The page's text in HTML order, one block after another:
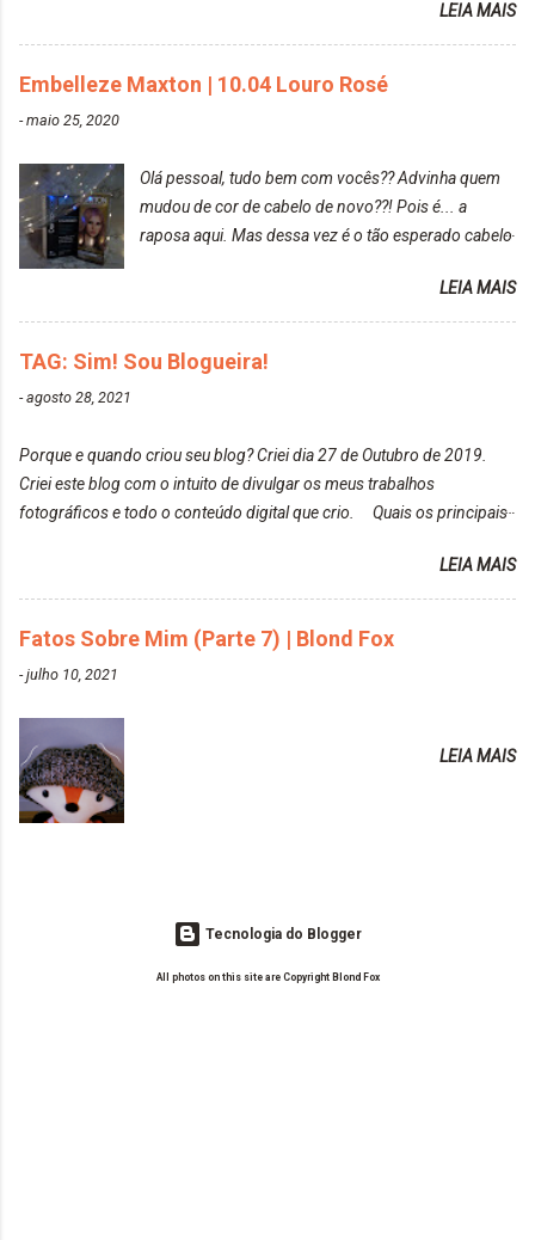
diria que gosto mais de fotografar, mas comecei a
gostar bastante de ser a minha modelo. Você tem
uma boa câmera para fotografar? Ainda não tenho
uma super câmera profissional. Por enquanto, a
suas fotos? Sim. Posto aqui e pelas minhas páginas.
Tumblr, We heart it, ou instagram? Instagram. Eu
particularmente não gosto de Tumblr e nem do We
elas fiquem no modo original? Sou do time foto
de um determinado lugar ou de algo que estou
fotografan...
LEIA MAIS
Embelleze Maxton | 10.04 Louro Rosé
-maio 25, 2020
Olá pessoal, tudo bem com vocês?? Advinha quem
mudou de cor de cabelo de novo??! Pois é... a
raposa aqui. Mas dessa vez é o tão esperado cabelo
Louro Rosé Se vocês não acompanharam a saga do
meu cabelo colorido, vou deixar aqui embaixo, o link
de todos que fiz para vocês verem: ✨ Alfaparf | Alta
Moda é... Creative Crazy Colors Pink
Turkiss Blue
https://www.adrielly.com.br/2020/02/keraton-hard-
colors-turkiss-blue.html ✨ Alpha Line | Máscara
Ozzy Lilac
em meu cabelo, pois, sempre jogava tinta em cima
LEIA MAIS
TAG: Sim! Sou Blogueira!
-agosto 28, 2021
Porque e quando criou seu blog? Criei dia 27 de Outubro de 2019.
Criei este blog com o intuito de divulgar os meus trabalhos
fotográficos e todo o conteúdo digital que crio. Quais os principais
vida de Blogueira? Tem sido um sonho. Minha família me apoia muito.
Qual a parte chata da vida de Blogueira? Às vezes, a criatividade vai
embora... O que tem de melhor em ser Blogueira? Ver o seu trabalho
sendo reconhecido. Aonde deseja chegar com o seu Blog? Muito
além daquilo que imagino. Seu blog pra você é profissional ou passa-
tempo? Vejo como sendo profissional. Me empenho muito fazendo
tudo para ele. Quais blogs acompanha, e quais indica? Eu acompanho
o Drilly Design e comecei a ler as postagens do antigo blog da Sweet
Carol "Magic Days". Tem sido fácil o convívio com seguidoras e
leitoras? Claro. Seu blog já esta como quer, ou ainda ...
LEIA MAIS
Fatos Sobre Mim (Parte 7) | Blond Fox
-julho 10, 2021
LEIA MAIS
Tecnologia do Blogger
All photos on this site are Copyright Blond Fox